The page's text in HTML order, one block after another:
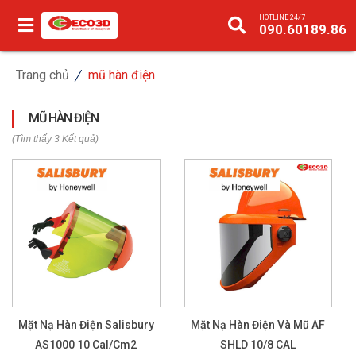
HOTLINE 24/7
090.60189.86
Trang chủ mũ hàn điện
MŨ HÀN ĐIỆN
(Tìm thấy 3 Kết quả)
Mặt Nạ Hàn Điện Salisbury
AS1000 10 Cal/cm2
Mặt Nạ Hàn Điện Và Mũ AF
SHLD 10/8 CAL